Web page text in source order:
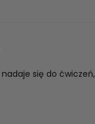
się do ćwiczeń,